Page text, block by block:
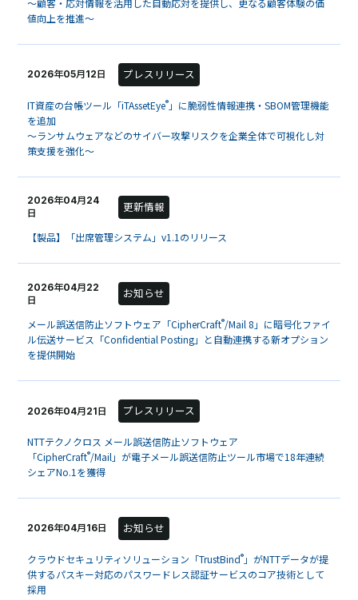
～顧客・応対情報を活用した自動応対を提供し、更なる顧客体験の価
値向上を推進～
2026年05月12日 プレスリリース
IT資産の台帳ツール「iTAssetEye®」に脆弱性情報連携・SBOM管理機能
を追加
〜ランサムウェアなどのサイバー攻撃リスクを企業全体で可視化し対
策支援を強化〜
2026年04月24
日
更新情報
【製品】「出席管理システム」v1.1のリリース
2026年04月22
日
お知らせ
メール誤送信防止ソフトウェア「CipherCraft®/Mail 8」に暗号化ファイ
ル伝送サービス「Confidential Posting」と自動連携する新オプション
を提供開始
2026年04月21日 プレスリリース
NTTテクノクロス メール誤送信防止ソフトウェア
「CipherCraft®/Mail」が電子メール誤送信防止ツール市場で18年連続
シェアNo.1を獲得
2026年04月16日 お知らせ
クラウドセキュリティソリューション「TrustBind®」がNTTデータが提
供するパスキー対応のパスワードレス認証サービスのコア技術として
採用